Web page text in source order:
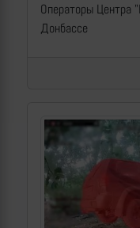
Операторы Центра
Донбассе